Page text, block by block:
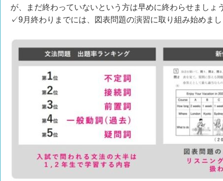
が、まだ終わっていないという方は早めに終わらせましょ
✓9月終わりまでには、図表問題の演習に取り組み始めま